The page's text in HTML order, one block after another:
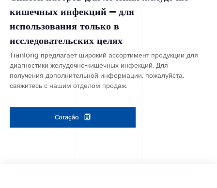
кишечных инфекций — для
использования только в
исследовательских целях
Tianlong предлагает широкий ассортимент продукции для
диагностики желудочно-кишечных инфекций. Для
получения дополнительной информации, пожалуйста,
свяжитесь с нашим отделом продаж.
Cotação